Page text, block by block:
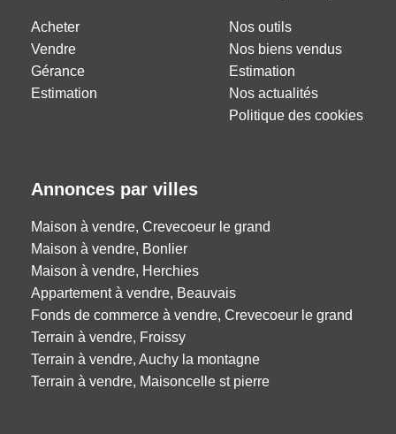
Acheter
Vendre
Gérance
Estimation
Nos outils
Nos biens vendus
Estimation
Nos actualités
Politique des cookies
Annonces par villes
Maison à vendre, Crevecoeur le grand
Maison à vendre, Bonlier
Maison à vendre, Herchies
Appartement à vendre, Beauvais
Fonds de commerce à vendre, Crevecoeur le grand
Terrain à vendre, Froissy
Terrain à vendre, Auchy la montagne
Terrain à vendre, Maisoncelle st pierre